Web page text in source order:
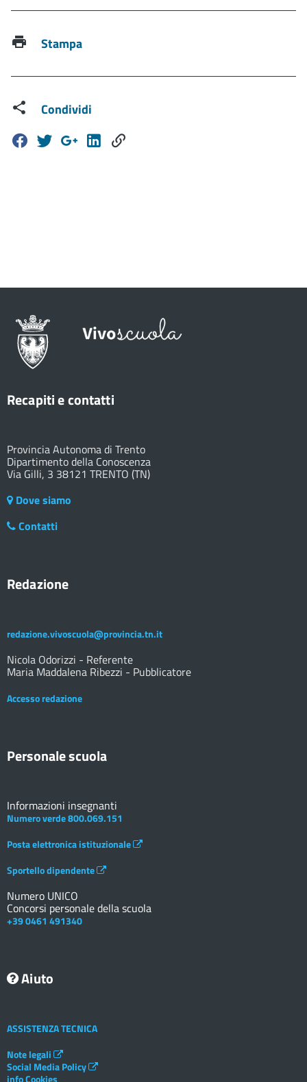
Stampa
Condividi
Recapiti e contatti
Provincia Autonoma di Trento
Dipartimento della Conoscenza
Via Gilli, 3 38121 TRENTO (TN)
Dove siamo
Contatti
Redazione
redazione.vivoscuola@provincia.tn.it
Nicola Odorizzi - Referente
Maria Maddalena Ribezzi - Pubblicatore
Accesso redazione
Personale scuola
Informazioni insegnanti
Numero verde 800.069.151
Posta elettronica istituzionale
Sportello dipendente
Numero UNICO
Concorsi personale della scuola
+39 0461 491340
Aiuto
ASSISTENZA TECNICA
Note legali
Social Media Policy
info Cookies